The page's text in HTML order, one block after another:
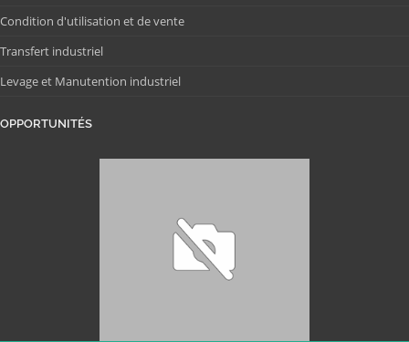
Condition d'utilisation et de vente
Transfert industriel
Levage et Manutention industriel
OPPORTUNITÉS